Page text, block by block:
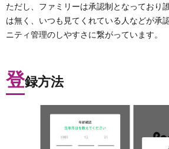
ただし、ファミリーは承認制となっており
は無く、いつも見てくれている人などが承
ニティ管理のしやすさに繋がっています。
登録方法